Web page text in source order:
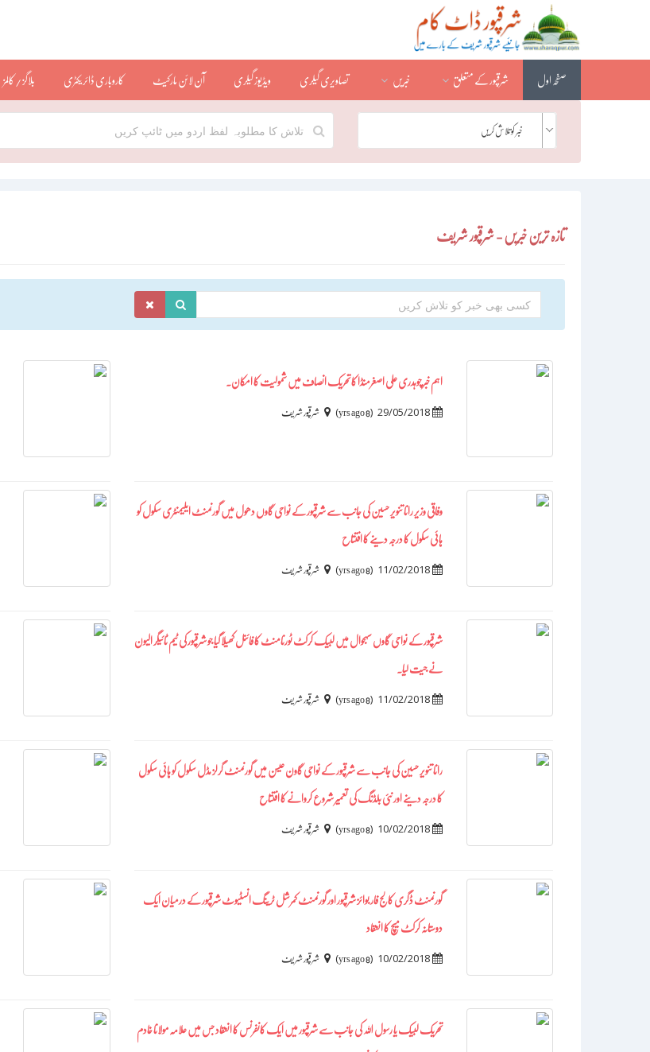
صفحہ اول شرقپور کے متعلق خبریں تصاویری گیلری ویڈیوز گیلری آن لائن مارکیٹ کاروباری ڈائریکٹری بلاگز / کالمز
خبر کو تلاش کریں
تازہ ترین خبریں - شرقپور شریف
اہم خبر چوہدری علی اصغرمنڈا کا تحریک انصاف میں شمولیت کا امکان۔
29/05/2018
(
8 yrs ago
) شرقپور شریف
وفاقی وزیر رانا تنویر حسین کی جانب سے شرقپور کے نواحی گاوں دھول میں گورنمنٹ ایلیمنٹری سکول کو
ہائی سکول کا درجہ دینے کا افتتاح
11/02/2018
(
8 yrs ago
) شرقپور شریف
شرقپور کے ںواحی گاوں سہجوال میں لبیک کرکٹ ٹورنامنٹ کا فائنل کھیلا گیا جو شرقپور کی ٹیم ٹائیگر الیون
نے جیت لیا۔
11/02/2018
(
8 yrs ago
) شرقپور شریف
رانا تنویر حسین کی جانب سے شرقپور کے نواحی گاون عیسن میں گورنمنٹ گرلز مڈل سکول کو ہائی سکول
کا درجہ دینے اور نئی بلڈنگ کی تعمیر شروع کروانے کا افتتاح
10/02/2018
(
8 yrs ago
) شرقپور شریف
گورنمنٹ ڈگری کالج فار بوائز شرقپور اور گورنمنٹ کمرشل ٹرینگ انسٹیوٹ شرقپور کے درمیان ایک
دوستانہ کرکٹ میچ کا انعقاد
10/02/2018
(
8 yrs ago
) شرقپور شریف
تحریک لبیک یا رسول اللہ کی جانب سے شرقپور میں ایک کانفرنس کا انعقاد جس میں علامہ مولانا خادم